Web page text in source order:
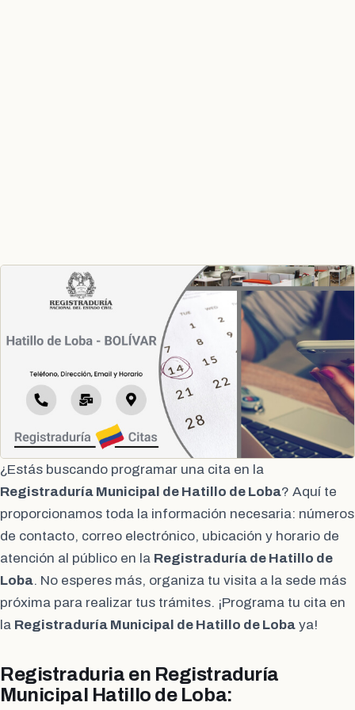
¿Estás buscando programar una cita en la
Registraduría Municipal de Hatillo de Loba? Aquí te
proporcionamos toda la información necesaria: números
de contacto, correo electrónico, ubicación y horario de
atención al público en la Registraduría de Hatillo de
Loba. No esperes más, organiza tu visita a la sede más
próxima para realizar tus trámites. ¡Programa tu cita en
la Registraduría Municipal de Hatillo de Loba ya!
Registraduria en Registraduría
Municipal Hatillo de Loba: